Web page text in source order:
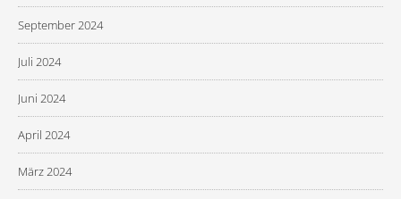
September 2024
Juli 2024
Juni 2024
April 2024
März 2024